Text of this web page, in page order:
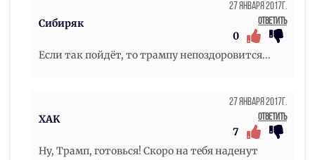
Сибиряк
27 Января 2017г.
Ответить
0
Если так пойдёт, то трампу непоздоровится...
XAK
27 Января 2017г.
Ответить
7
Ну, Трамп, готовься! Скоро на тебя наденут